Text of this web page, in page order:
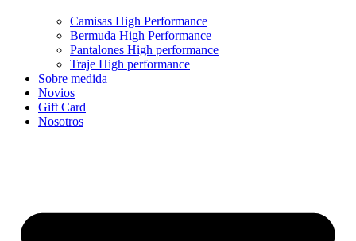
Camisas High Performance
Bermuda High Performance
Pantalones High performance
Traje High performance
Sobre medida
Novios
Gift Card
Nosotros